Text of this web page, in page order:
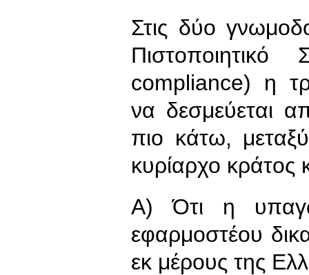
Στις δύο
compliance) η
να δεσμεύεται
πιο κάτω,
κυρίαρχο κράτος
Α) Ότι η
εφαρμοστέου
εκ μέρους της